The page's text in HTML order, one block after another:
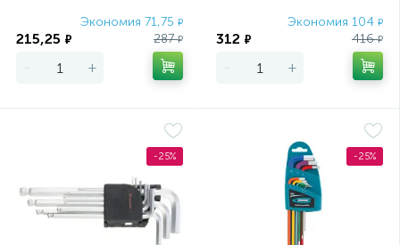
Экономия 71,75 ₽
215,25 ₽ 287₽
- +
Экономия 104 ₽
312 ₽ 416₽
- +
-25% -25%